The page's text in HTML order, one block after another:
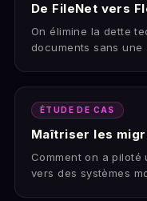
De FileNet vers
On élimine la dette
documents sans
ÉTUDE DE CAS
Maîtriser les
Comment on a
vers des systèmes